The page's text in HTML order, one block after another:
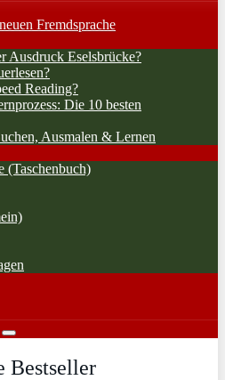
Fremdsprache
Ausdruck Eselsbrücke?
Reading?
Die 10 besten
Ausmalen & Lernen
(Taschenbuch)
Bestseller